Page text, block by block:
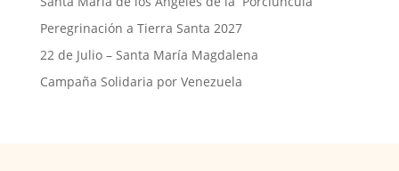
Peregrinación a Tierra Santa 2027
22 de Julio – Santa María Magdalena
Campaña Solidaria por Venezuela